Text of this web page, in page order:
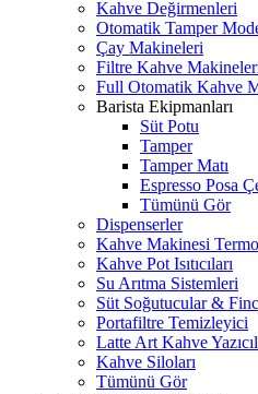
Kahve Değirmenleri
Otomatik Tamper
Çay Makineleri
Filtre Kahve
Full Otomatik Kahve
Barista Ekipmanları
Süt Potu
Tamper
Tamper Matı
Espresso Posa
Tümünü Gör
Dispenserler
Kahve Makinesi
Kahve Pot Isıtıcıları
Su Arıtma Sistemleri
Süt Soğutucular &
Portafiltre Temizleyici
Latte Art Kahve
Kahve Siloları
Tümünü Gör